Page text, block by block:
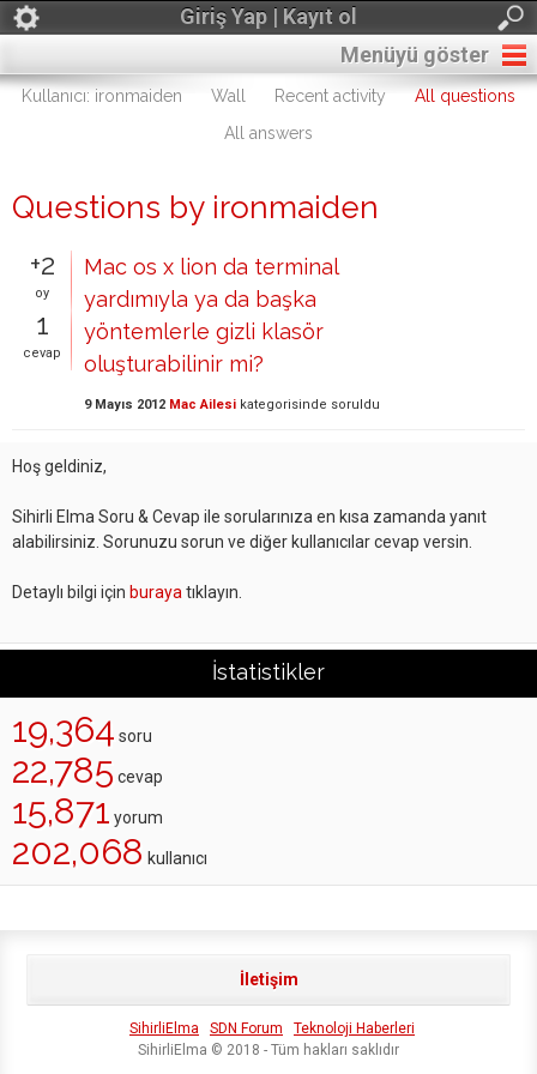
Giriş Yap | Kayıt ol
Menüyü göster
Kullanıcı: ironmaiden Wall Recent activity
All questions
All answers
Questions by ironmaiden
+2
oy
1
cevap
Mac os x lion da terminal
yardımıyla ya da başka
yöntemlerle gizli klasör
oluşturabilinir mi?
9 Mayıs 2012 Mac Ailesi kategorisinde soruldu
Hoş geldiniz,
Sihirli Elma Soru & Cevap ile sorularınıza en kısa zamanda yanıt
alabilirsiniz. Sorunuzu sorun ve diğer kullanıcılar cevap versin.
Detaylı bilgi için buraya tıklayın.
İstatistikler
19,364 soru
22,785 cevap
15,871 yorum
202,068 kullanıcı
İletişim
SihirliElma SDN Forum
Teknoloji Haberleri
SihirliElma © 2018 - Tüm hakları saklıdır